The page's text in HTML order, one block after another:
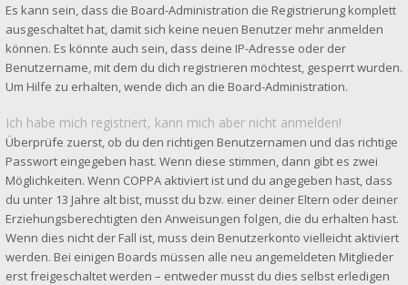
Es kann sein, dass die Board-Administration die Registrierung komplett
ausgeschaltet hat, damit sich keine neuen Benutzer mehr anmelden
können. Es könnte auch sein, dass deine IP-Adresse oder der
Benutzername, mit dem du dich registrieren möchtest, gesperrt wurden.
Um Hilfe zu erhalten, wende dich an die Board-Administration.
Ich habe mich registriert, kann mich aber nicht anmelden!
Überprüfe zuerst, ob du den richtigen Benutzernamen und das richtige
Passwort eingegeben hast. Wenn diese stimmen, dann gibt es zwei
Möglichkeiten. Wenn COPPA aktiviert ist und du angegeben hast, dass
du unter 13 Jahre alt bist, musst du bzw. einer deiner Eltern oder deiner
Erziehungsberechtigten den Anweisungen folgen, die du erhalten hast.
Wenn dies nicht der Fall ist, muss dein Benutzerkonto vielleicht aktiviert
werden. Bei einigen Boards müssen alle neu angemeldeten Mitglieder
erst freigeschaltet werden – entweder musst du dies selbst erledigen